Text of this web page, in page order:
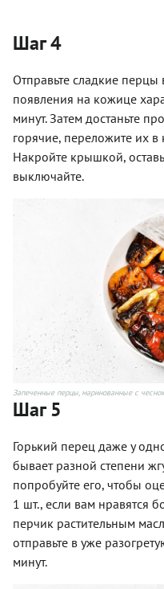
Шаг 4
Отправьте сладкие перцы
появления на кожице
минут. Затем достаньте
горячие, переложите их
Накройте крышкой,
выключайте.
Запеченные перцы, маринованные с
Шаг 5
Горький перец даже у
бывает разной степени
попробуйте его, чтобы
1 шт., если вам нравятся
перчик растительным
отправьте в уже
минут.